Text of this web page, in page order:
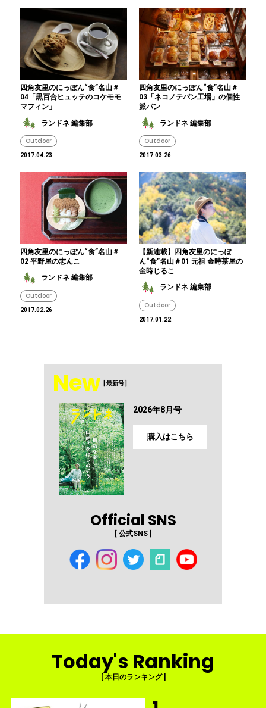
四角友里のにっぽん“食”名山＃
04「黒百合ヒュッテのコケモモ
マフィン」
ランドネ 編集部
Outdoor
2017.04.23
四角友里のにっぽん“食”名山＃
03「ネコノテパン工場」の個性
派パン
ランドネ 編集部
Outdoor
2017.03.26
四角友里のにっぽん“食”名山＃
02 平野屋の志んこ
ランドネ 編集部
Outdoor
2017.02.26
【新連載】四角友里のにっぽ
ん“食”名山＃01 元祖 金時茶屋の
金時じるこ
ランドネ 編集部
Outdoor
2017.01.22
New [ 最新号 ]
2026年8月号
購入はこちら
Official SNS
[ 公式SNS ]
Today's Ranking
[ 本日のランキング ]